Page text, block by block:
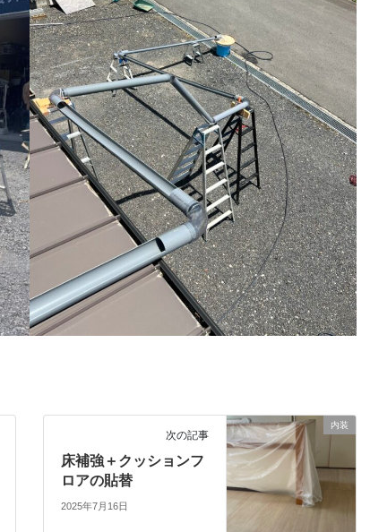
内装
次の記事
床補強＋クッションフ
ロアの貼替
2025年7月16日